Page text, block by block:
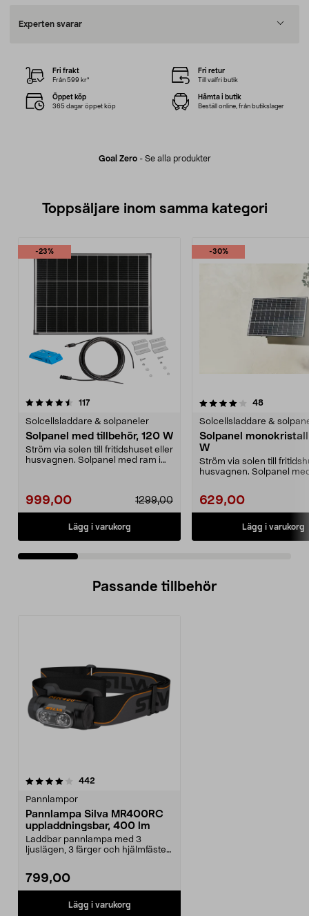
Experten svarar
Goal Zero- Se alla produkter
Fri frakt
Från 599 kr*
Fri retur
Till valfri butik
Öppet köp
365 dagar öppet köp
Hämta i butik
Beställ online, från butikslager
Toppsäljare inom samma kategori
-23%
117recensioner
Solcellsladdare & solpaneler
Solpanel med tillbehör, 120 W
Ström via solen till fritidshuset eller
husvagnen. Solpanel med ram i
999,00 1299,00
Lägg i varukorg
-30%
4.0 av 5 stjärnor 48recensioner
Solcellsladdare &
Solpanel
W
Ström via solen till
husvagnen. Solpanel
629,00
Lägg i varukorg
4.5 av 5 stjärnor
Passande tillbehör
442
Pannlampor
Pannlampa Silva MR400RC
uppladdningsbar, 400 lm
Laddbar pannlampa med 3
ljuslägen, 3 färger och hjälmfäste.
799,00
Lägg i varukorg